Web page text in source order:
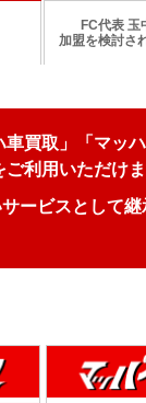
FC代表 玉
加盟を検討さ
買取」「マッ
利用いただけま
ービスとして